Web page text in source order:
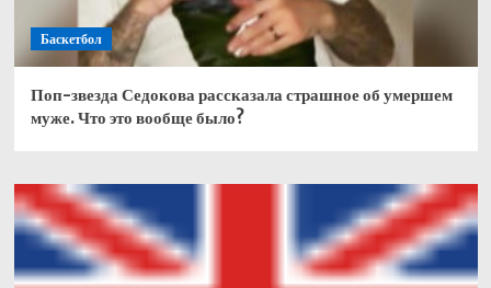
Баскетбол
Поп-звезда Седокова рассказала страшное об умершем
муже. Что это вообще было?